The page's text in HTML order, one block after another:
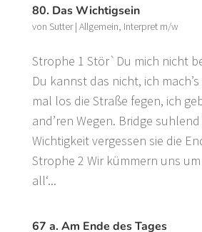
80. Das Wichtigsein
von Sutter| Allgemein, Interpret m/w
Strophe 1 Stör`Du mich nicht
Du kannst das nicht, ich mach’s
mal los die Straße fegen, ich
and’ren Wegen. Bridge
Wichtigkeit vergessen sie die
Strophe 2 Wir kümmern uns
all‘...
67 a. Am Ende des Tages